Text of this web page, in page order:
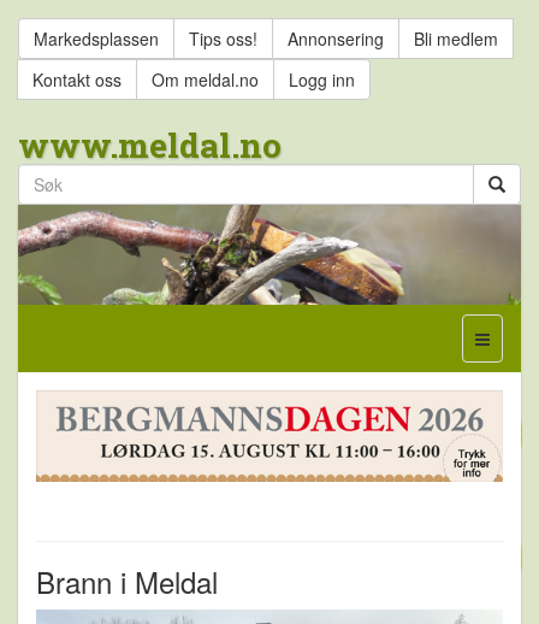
Markedsplassen Tips oss! Annonsering
Bli medlem
Kontakt oss
Om meldal.no Logg inn
www.meldal.no
Brann i Meldal